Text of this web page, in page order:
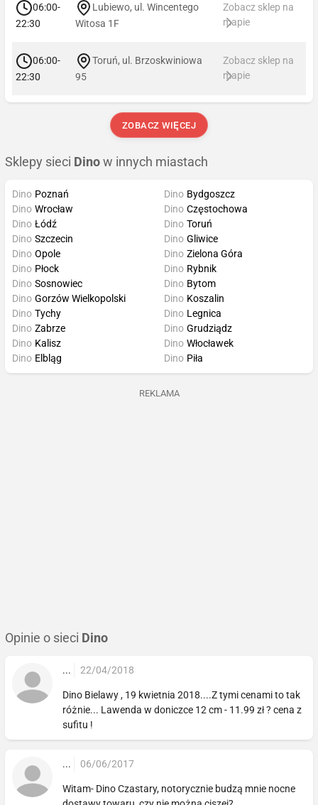
06:00-
22:30
Lubiewo, ul. Wincentego
Witosa 1F
Zobacz sklep na
mapie
06:00-
22:30
Toruń, ul. Brzoskwiniowa
95
Zobacz sklep na
mapie
ZOBACZ WIĘCEJ
Sklepy sieci Dino w innych miastach
Dino Poznań
Dino Wrocław
Dino Łódź
Dino Szczecin
Dino Bydgoszcz
Dino Częstochowa
Dino Toruń
Dino Gliwice
Dino Opole
Dino Płock
Dino Sosnowiec
Dino Gorzów Wielkopolski
Dino Zielona Góra
Dino Rybnik
Dino Bytom
Dino Koszalin
Dino Tychy
Dino Zabrze
Dino Kalisz
Dino Elbląg
Dino Legnica
Dino Grudziądz
Dino Włocławek
Dino Piła
REKLAMA
Opinie o sieci Dino
... 22/04/2018
Dino Bielawy , 19 kwietnia 2018....Z tymi cenami to tak
różnie... Lawenda w doniczce 12 cm - 11.99 zł ? cena z
sufitu !
... 06/06/2017
Witam- Dino Czastary, notorycznie budzą mnie nocne